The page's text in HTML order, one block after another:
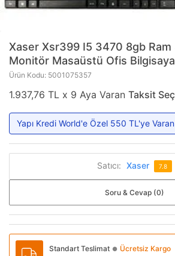
Xaser Xsr399 I5 3470 8gb Ram
Monitör Masaüstü Ofis
Ürün Kodu: 5001075357
1.937,76 TL x 9 Aya Varan Taksit
Yapı Kredi World'e Özel 550 TL'ye
Satıcı: Xaser 7.8
Soru & Cevap (0)
Standart Teslimat ● Ücretsiz Kargo